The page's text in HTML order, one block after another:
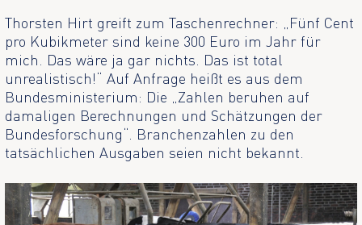
Thorsten Hirt greift zum Taschenrechner: „Fünf Cent
pro Kubikmeter sind keine 300 Euro im Jahr für
mich. Das wäre ja gar nichts. Das ist total
unrealistisch!“ Auf Anfrage heißt es aus dem
Bundesministerium: Die „Zahlen beruhen auf
damaligen Berechnungen und Schätzungen der
Bundesforschung“. Branchenzahlen zu den
tatsächlichen Ausgaben seien nicht bekannt.